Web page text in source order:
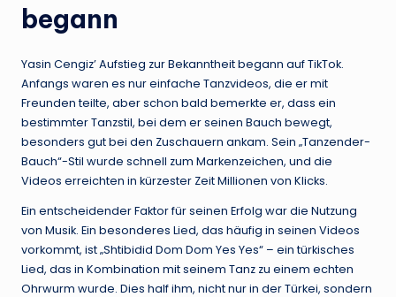
begann
Yasin Cengiz’ Aufstieg zur Bekanntheit begann auf TikTok.
Anfangs waren es nur einfache Tanzvideos, die er mit
Freunden teilte, aber schon bald bemerkte er, dass ein
bestimmter Tanzstil, bei dem er seinen Bauch bewegt,
besonders gut bei den Zuschauern ankam. Sein „Tanzender-
Bauch“-Stil wurde schnell zum Markenzeichen, und die
Videos erreichten in kürzester Zeit Millionen von Klicks.
Ein entscheidender Faktor für seinen Erfolg war die Nutzung
von Musik. Ein besonderes Lied, das häufig in seinen Videos
vorkommt, ist „Shtibidid Dom Dom Yes Yes“ – ein türkisches
Lied, das in Kombination mit seinem Tanz zu einem echten
Ohrwurm wurde. Dies half ihm, nicht nur in der Türkei, sondern